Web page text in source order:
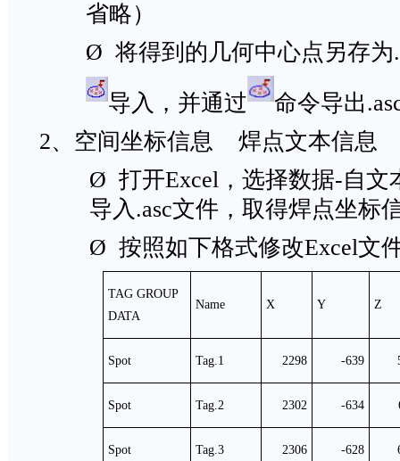
省略）
Ø 将得到的几何中心点另存为
导入，并通过
命令导出
2、空间坐标信息 焊点文本信息
Ø 打开Excel，选择数据-自文
导入.asc文件，取得焊点坐标
Ø 按照如下格式修改Excel文
TAG GROUP
DATA
Name X Y Z
Spot Tag.1 2298 -639
Spot Tag.2 2302 -634
Spot Tag.3 2306 -628